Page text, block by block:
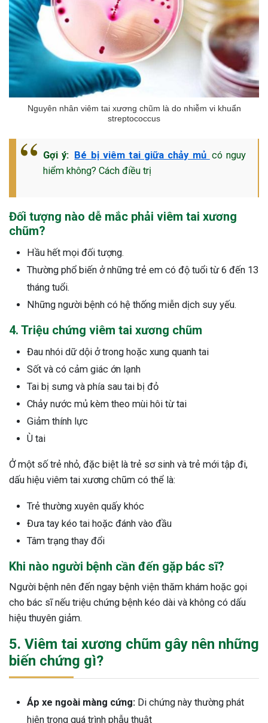
Nguyên nhân viêm tai xương chũm là do nhiễm vi khuẩn
streptococcus
Gợi ý: Bé bị viêm tai giữa chảy mủ có nguy
hiểm không? Cách điều trị
Đối tượng nào dễ mắc phải viêm tai xương
chũm?
Hầu hết mọi đối tượng.
Thường phổ biến ở những trẻ em có độ tuổi từ 6 đến 13
tháng tuổi.
Những người bệnh có hệ thống miễn dịch suy yếu.
4. Triệu chứng viêm tai xương chũm
Đau nhói dữ dội ở trong hoặc xung quanh tai
Sốt và có cảm giác ớn lạnh
Tai bị sưng và phía sau tai bị đỏ
Chảy nước mủ kèm theo mùi hôi từ tai
Giảm thính lực
Ù tai
Ở một số trẻ nhỏ, đặc biệt là trẻ sơ sinh và trẻ mới tập đi,
dấu hiệu viêm tai xương chũm có thể là:
Trẻ thường xuyên quấy khóc
Đưa tay kéo tai hoặc đánh vào đầu
Tâm trạng thay đổi
Khi nào người bệnh cần đến gặp bác sĩ?
Người bệnh nên đến ngay bệnh viện thăm khám hoặc gọi
cho bác sĩ nếu triệu chứng bệnh kéo dài và không có dấu
hiệu thuyên giảm.
5. Viêm tai xương chũm gây nên những
biến chứng gì?
Áp xe ngoài màng cứng: Di chứng này thường phát
hiện trong quá trình phẫu thuật